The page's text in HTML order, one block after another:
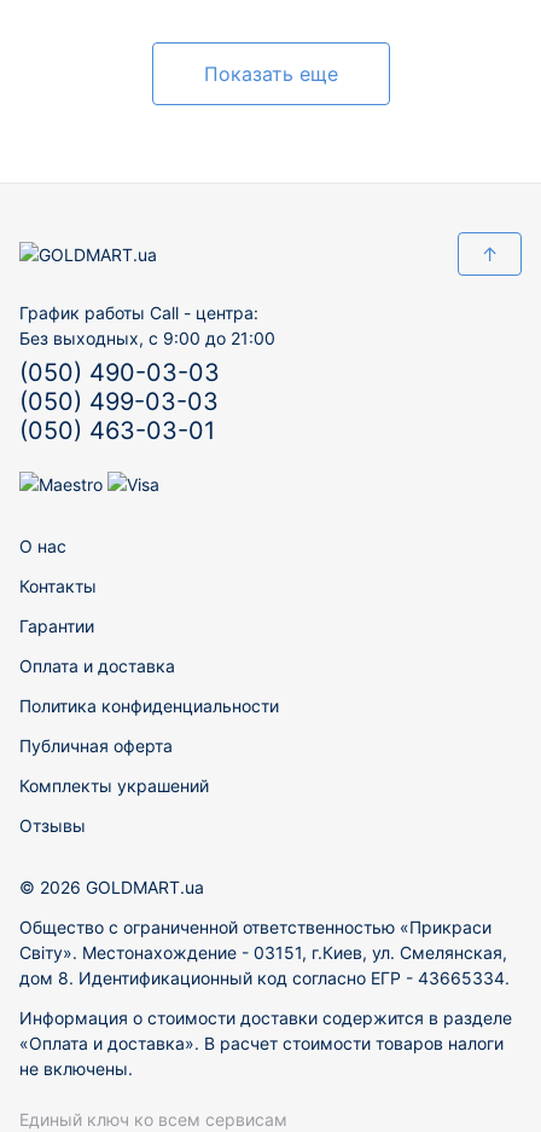
Показать еще
↑
График работы Call - центра:
Без выходных, с 9:00 до 21:00
(050) 490-03-03
(050) 499-03-03
(050) 463-03-01
О нас
Контакты
Гарантии
Оплата и доставка
Политика конфиденциальности
Публичная оферта
Комплекты украшений
Отзывы
© 2026 GOLDMART.ua
Общество с ограниченной ответственностью «Прикраси
Світу». Местонахождение - 03151, г.Киев, ул. Смелянская,
дом 8. Идентификационный код согласно ЕГР - 43665334.
Информация о стоимости доставки содержится в разделе
«Оплата и доставка». В расчет стоимости товаров налоги
не включены.
Единый ключ ко всем сервисам